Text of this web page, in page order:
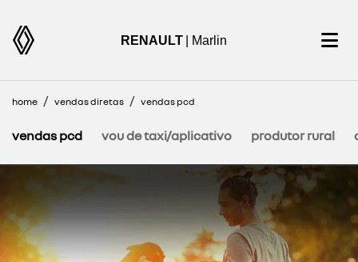
RENAULT | Marlin
home vendas diretas vendas pcd
vendas pcd vou de taxi/aplicativo produtor rural